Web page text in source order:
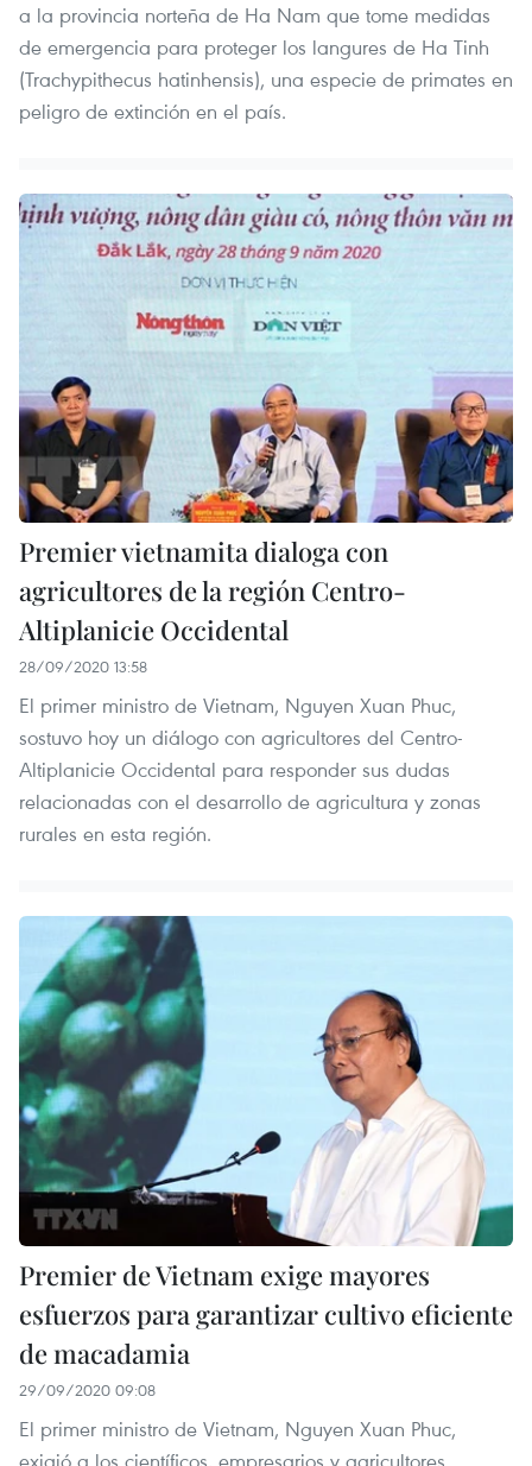
a la provincia norteña de Ha Nam que tome medidas
de emergencia para proteger los langures de Ha Tinh
(Trachypithecus hatinhensis), una especie de primates en
peligro de extinción en el país.
Premier vietnamita dialoga con
agricultores de la región Centro-
Altiplanicie Occidental
28/09/2020 13:58
El primer ministro de Vietnam, Nguyen Xuan Phuc,
sostuvo hoy un diálogo con agricultores del Centro-
Altiplanicie Occidental para responder sus dudas
relacionadas con el desarrollo de agricultura y zonas
rurales en esta región.
Premier de Vietnam exige mayores
esfuerzos para garantizar cultivo eficiente
de macadamia
29/09/2020 09:08
El primer ministro de Vietnam, Nguyen Xuan Phuc,
exigió a los científicos, empresarios y agricultores